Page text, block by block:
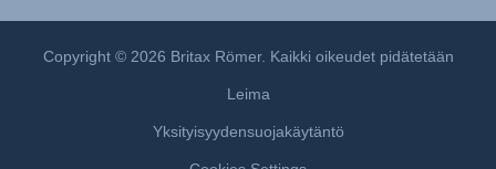
Copyright © 2026 Britax Römer. Kaikki oikeudet pidätetään
Leima
Yksityisyydensuojakäytäntö